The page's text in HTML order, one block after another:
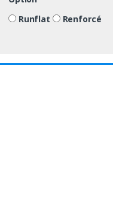
Runflat
Renforcé